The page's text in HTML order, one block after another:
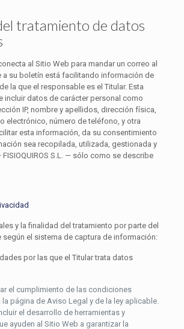
tratamiento de datos
al Sitio Web para mandar un correo al
a su boletín está facilitando información de
la que el responsable es el Titular. Esta
incluir datos de carácter personal como
IP, nombre y apellidos, dirección física,
electrónico, número de teléfono, y otra
esta información, da su consentimiento
sea recopilada, utilizada, gestionada y
S.L. — sólo como se describe
y la finalidad del tratamiento por parte del
según el sistema de captura de información:
por las que el Titular trata datos
el cumplimiento de las condiciones
página de Aviso Legal y de la ley aplicable.
el desarrollo de herramientas y
ayuden al Sitio Web a garantizar la